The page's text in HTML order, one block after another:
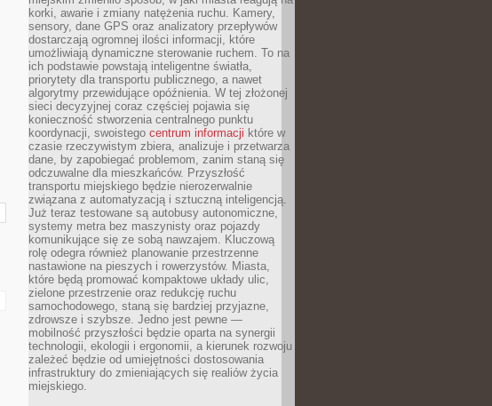
korki, awarie i zmiany natężenia ruchu. Kamery,
sensory, dane GPS oraz analizatory przepływów
dostarczają ogromnej ilości informacji, które
umożliwiają dynamiczne sterowanie ruchem. To na
ich podstawie powstają inteligentne światła,
priorytety dla transportu publicznego, a nawet
algorytmy przewidujące opóźnienia. W tej złożonej
sieci decyzyjnej coraz częściej pojawia się
konieczność stworzenia centralnego punktu
koordynacji, swoistego centrum informacji które w
czasie rzeczywistym zbiera, analizuje i przetwarza
dane, by zapobiegać problemom, zanim staną się
odczuwalne dla mieszkańców. Przyszłość
transportu miejskiego będzie nierozerwalnie
związana z automatyzacją i sztuczną inteligencją.
Już teraz testowane są autobusy autonomiczne,
systemy metra bez maszynisty oraz pojazdy
komunikujące się ze sobą nawzajem. Kluczową
rolę odegra również planowanie przestrzenne
nastawione na pieszych i rowerzystów. Miasta,
które będą promować kompaktowe układy ulic,
zielone przestrzenie oraz redukcję ruchu
samochodowego, staną się bardziej przyjazne,
zdrowsze i szybsze. Jedno jest pewne —
mobilność przyszłości będzie oparta na synergii
technologii, ekologii i ergonomii, a kierunek rozwoju
zależeć będzie od umiejętności dostosowania
infrastruktury do zmieniających się realiów życia
miejskiego.